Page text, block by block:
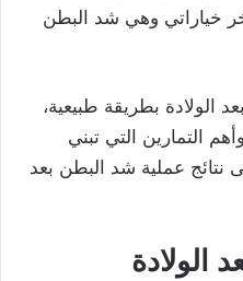
خياراتي وهي شد البطن
بطريقة طبيعية،
التمارين التي تبني
عملية شد البطن بعد
الولادة